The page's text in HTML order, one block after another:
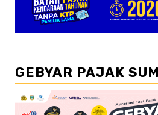
GEBYAR PAJAK